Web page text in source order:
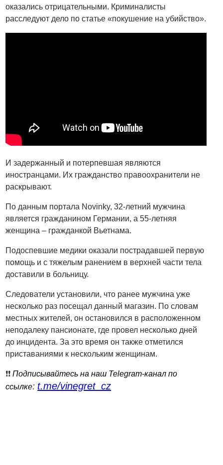
оказались отрицательными. Криминалисты
расследуют дело по статье «покушение на убийство».
И задержанный и потерпевшая являются
иностранцами. Их гражданство правоохранители не
раскрывают.
По данным портала Novinky, 32-летний мужчина
является гражданином Германии, а 55-летняя
женщина – гражданкой Вьетнама.
Подоспевшие медики оказали пострадавшей первую
помощь и с тяжелым ранением в верхней части тела
доставили в больницу.
Следователи установили, что ранее мужчина уже
несколько раз посещал данный магазин. По словам
местных жителей, он остановился в расположенном
неподалеку пансионате, где провел несколько дней
до инцидента. За это время он также отметился
приставаниями к нескольким женщинам.
❗️❗️Подписывайтесь на наш Telegram-канал по
ссылке: t.me/vinegret_cz